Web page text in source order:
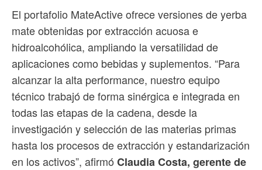
El portafolio MateActive ofrece versiones de yerba
mate obtenidas por extracción acuosa e
hidroalcohólica, ampliando la versatilidad de
aplicaciones como bebidas y suplementos. “Para
alcanzar la alta performance, nuestro equipo
técnico trabajó de forma sinérgica e integrada en
todas las etapas de la cadena, desde la
investigación y selección de las materias primas
hasta los procesos de extracción y estandarización
en los activos”, afirmó Claudia Costa, gerente de